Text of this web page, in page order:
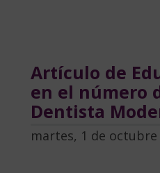
Artículo de
en el número
Dentista
martes, 1 de octubre